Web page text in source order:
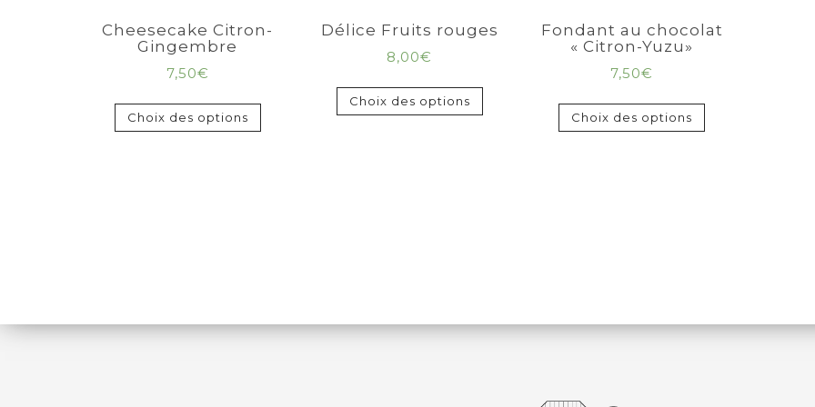
Cheesecake Citron-
Gingembre
7,50€
Choix des options
Délice Fruits rouges
8,00€
Choix des options
Fondant au chocolat
« Citron-Yuzu»
7,50€
Choix des options